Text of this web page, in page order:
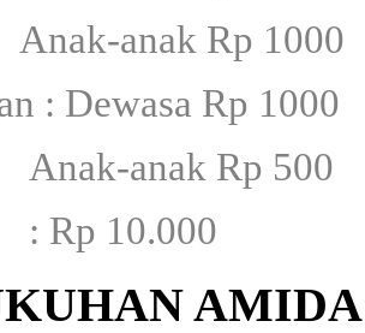
Rp 1000
: Dewasa Rp 1000
Rp 500
10.000